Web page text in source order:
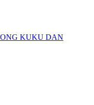
KUKU DAN